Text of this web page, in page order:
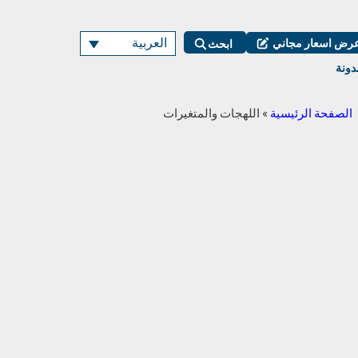
اسعار مجاني ابحث العربية
الصفحة الرئيسية » اللهجات والمتغيرات